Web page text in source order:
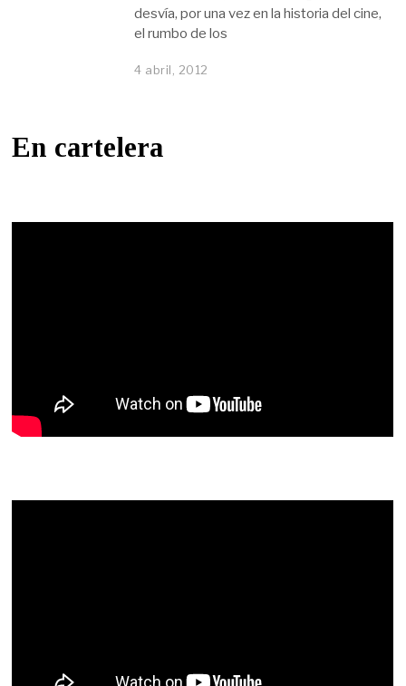
desvía, por una vez en la historia del cine,
el rumbo de los
4 abril, 2012
En cartelera